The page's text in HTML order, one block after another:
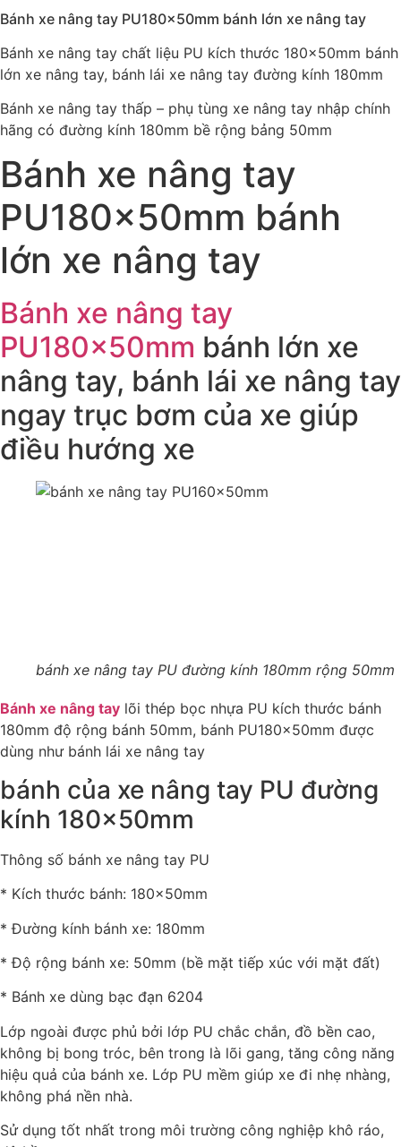
Bánh xe nâng tay PU180x50mm bánh lớn xe nâng tay
Bánh xe nâng tay chất liệu PU kích thước 180x50mm bánh
lớn xe nâng tay, bánh lái xe nâng tay đường kính 180mm
Bánh xe nâng tay thấp – phụ tùng xe nâng tay nhập chính
hãng có đường kính 180mm bề rộng bảng 50mm
Bánh xe nâng tay
PU180x50mm bánh
lớn xe nâng tay
Bánh xe nâng tay
PU180x50mm bánh lớn xe
nâng tay, bánh lái xe nâng tay
ngay trục bơm của xe giúp
điều hướng xe
bánh xe nâng tay PU đường kính 180mm rộng 50mm
Bánh xe nâng tay lõi thép bọc nhựa PU kích thước bánh
180mm độ rộng bánh 50mm, bánh PU180x50mm được
dùng như bánh lái xe nâng tay
bánh của xe nâng tay PU đường
kính 180x50mm
Thông số bánh xe nâng tay PU
* Kích thước bánh: 180x50mm
* Đường kính bánh xe: 180mm
* Độ rộng bánh xe: 50mm (bề mặt tiếp xúc với mặt đất)
* Bánh xe dùng bạc đạn 6204
Lớp ngoài được phủ bởi lớp PU chắc chắn, đồ bền cao,
không bị bong tróc, bên trong là lõi gang, tăng công năng
hiệu quả của bánh xe. Lớp PU mềm giúp xe đi nhẹ nhàng,
không phá nền nhà.
Sử dụng tốt nhất trong môi trường công nghiệp khô ráo,